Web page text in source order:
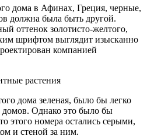
дома в Афинах, Греция, черные,
должна была быть другой.
оттенок золотисто-желтого,
шрифтом выглядит изысканно
компанией
дома зеленая, было бы легко
домов. Однако это было бы
этого номера остались серыми,
и стеной за ним.